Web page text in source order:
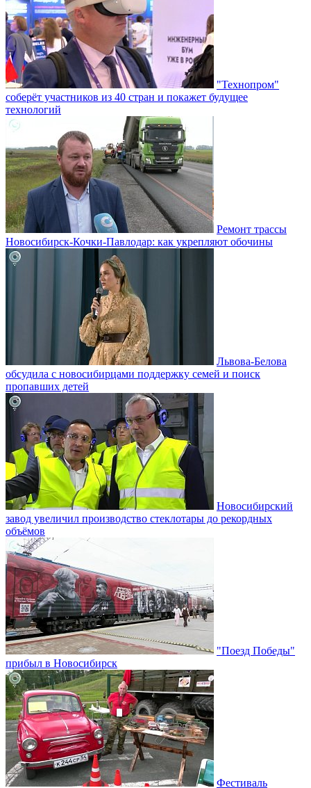
"Технопром"
соберёт участников из 40 стран и покажет будущее
технологий
Ремонт трассы
Новосибирск-Кочки-Павлодар: как укрепляют обочины
Львова-Белова
обсудила с новосибирцами поддержку семей и поиск
пропавших детей
Новосибирский
завод увеличил производство стеклотары до рекордных
объёмов
"Поезд Победы"
прибыл в Новосибирск
Фестиваль